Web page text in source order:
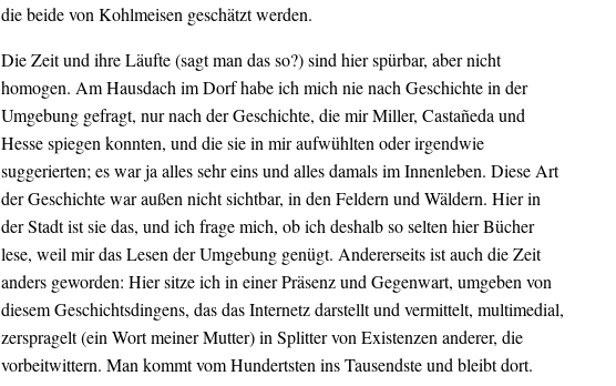
die beide von Kohlmeisen geschätzt werden.
Die Zeit und ihre Läufte (sagt man das so?) sind hier spürbar, aber nicht
homogen. Am Hausdach im Dorf habe ich mich nie nach Geschichte in der
Umgebung gefragt, nur nach der Geschichte, die mir Miller, Castañeda und
Hesse spiegen konnten, und die sie in mir aufwühlten oder irgendwie
suggerierten; es war ja alles sehr eins und alles damals im Innenleben. Diese Art
der Geschichte war außen nicht sichtbar, in den Feldern und Wäldern. Hier in
der Stadt ist sie das, und ich frage mich, ob ich deshalb so selten hier Bücher
lese, weil mir das Lesen der Umgebung genügt. Andererseits ist auch die Zeit
anders geworden: Hier sitze ich in einer Präsenz und Gegenwart, umgeben von
diesem Geschichtsdingens, das das Internetz darstellt und vermittelt, multimedial,
zerspragelt (ein Wort meiner Mutter) in Splitter von Existenzen anderer, die
vorbeitwittern. Man kommt vom Hundertsten ins Tausendste und bleibt dort.